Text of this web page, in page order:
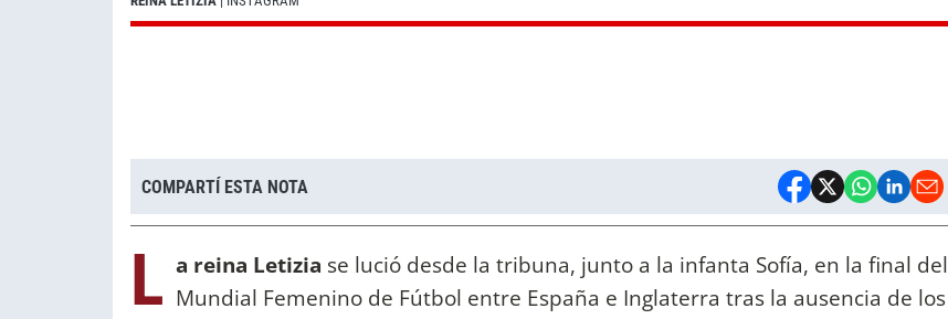
COMPARTÍ ESTA NOTA
L a reina Letizia se lució desde la tribuna, junto a la infanta Sofía, en la final del
Mundial Femenino de Fútbol entre España e Inglaterra tras la ausencia de los